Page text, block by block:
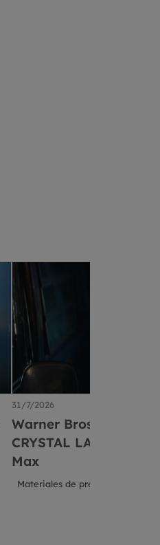
31/7/2026
Warner Bros.
CRYSTAL LAKE de
Max
Materiales de prensa